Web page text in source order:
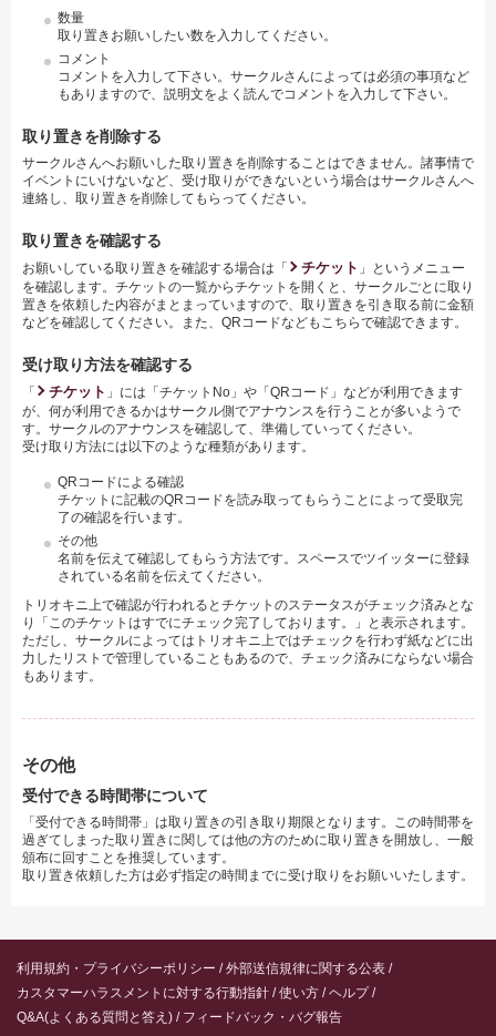
数量
取り置きお願いしたい数を入力してください。
コメント
コメントを入力して下さい。サークルさんによっては必須の事項など
もありますので、説明文をよく読んでコメントを入力して下さい。
取り置きを削除する
サークルさんへお願いした取り置きを削除することはできません。諸事情で
イベントにいけないなど、受け取りができないという場合はサークルさんへ
連絡し、取り置きを削除してもらってください。
取り置きを確認する
お願いしている取り置きを確認する場合は「 チケット 」というメニュー
を確認します。チケットの一覧からチケットを開くと、サークルごとに取り
置きを依頼した内容がまとまっていますので、取り置きを引き取る前に金額
などを確認してください。また、QRコードなどもこちらで確認できます。
受け取り方法を確認する
「 チケット 」には「チケットNo」や「QRコード」などが利用できます
が、何が利用できるかはサークル側でアナウンスを行うことが多いようで
す。サークルのアナウンスを確認して、準備していってください。
受け取り方法には以下のような種類があります。
QRコードによる確認
チケットに記載のQRコードを読み取ってもらうことによって受取完
了の確認を行います。
その他
名前を伝えて確認してもらう方法です。スペースでツイッターに登録
されている名前を伝えてください。
トリオキニ上で確認が行われるとチケットのステータスがチェック済みとな
り「このチケットはすでにチェック完了しております。」と表示されます。
ただし、サークルによってはトリオキニ上ではチェックを行わず紙などに出
力したリストで管理していることもあるので、チェック済みにならない場合
もあります。
その他
受付できる時間帯について
「受付できる時間帯」は取り置きの引き取り期限となります。この時間帯を
過ぎてしまった取り置きに関しては他の方のために取り置きを開放し、一般
頒布に回すことを推奨しています。
取り置き依頼した方は必ず指定の時間までに受け取りをお願いいたします。
利用規約・プライバシーポリシー
外部送信規律に関する公表
カスタマーハラスメントに対する行動指針
使い方
ヘルプ
Q&A(よくある質問と答え)
フィードバック・バグ報告